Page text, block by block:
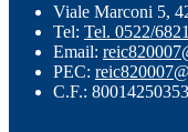
Viale Marconi 5,
Tel: Tel. 0522/
Email:
PEC:
C.F.: 80014250353